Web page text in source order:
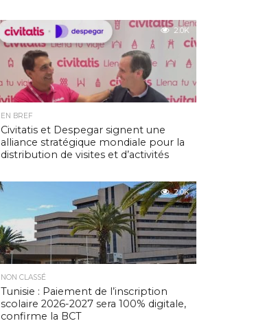
2.0K
EN BREF
Civitatis et Despegar signent une
alliance stratégique mondiale pour la
distribution de visites et d’activités
2.0K
NON CLASSÉ
Tunisie : Paiement de l’inscription
scolaire 2026-2027 sera 100% digitale,
confirme la BCT